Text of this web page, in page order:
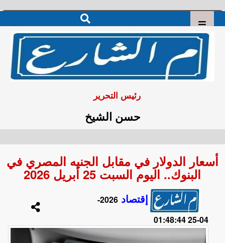
رئيس التحرير
حسن الشيخ
أسعار الدولار في مقابل الجنيه المصري في
البنوك.. اليوم السبت 25 أبريل 2026
إقتصاد
2026-
04-25 01:48:44